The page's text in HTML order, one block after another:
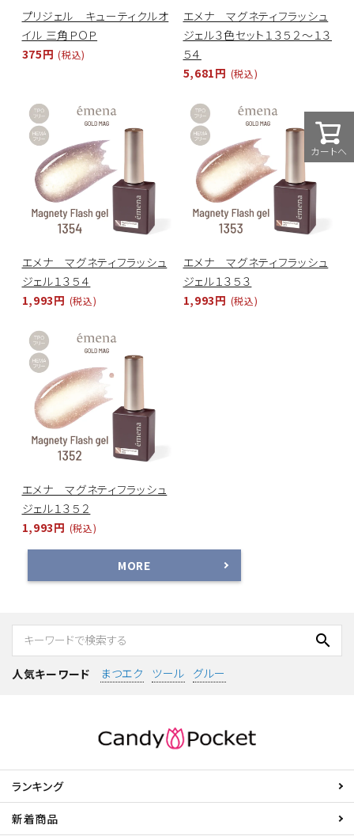
プリジェル キューティクルオ
イル 三角ＰＯＰ
375円 (税込)
エメナ マグネティフラッシュ
ジェル３色セット１３５２～１３
５４
5,681円 (税込)
エメナ マグネティフラッシュ
ジェル１３５４
1,993円 (税込)
エメナ マグネティフラッシュ
ジェル１３５３
1,993円 (税込)
エメナ マグネティフラッシュ
ジェル１３５２
1,993円 (税込)
MORE
search
人気キーワード まつエク ツール グルー
カートへ
ランキング
新着商品